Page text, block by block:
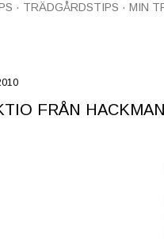
TRÄDGÅRDSTIPS MIN
FRÅN